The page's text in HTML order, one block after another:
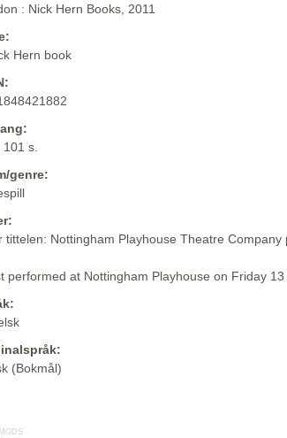
: Nick Hern Books, 2011
Hern book
s.
genre:
tittelen: Nottingham Playhouse Theatre Company
performed at Nottingham Playhouse on Friday
(Bokmål)
MODS